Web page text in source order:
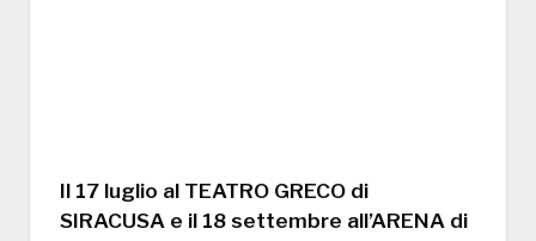
Il 17 luglio al TEATRO GRECO di
SIRACUSA e il 18 settembre all’ARENA di